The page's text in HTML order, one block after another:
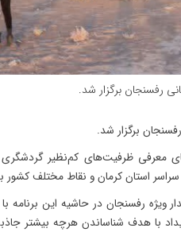
رفسنجان برگزار شد.
برگزار شد.
معرفی ظرفیت‌های کم‌نظیر گردشگری
استان کرمان و نقاط مختلف کشور
ویژه رفسنجان در حاشیه این برنامه
با هدف شناساندن هرچه بیشتر